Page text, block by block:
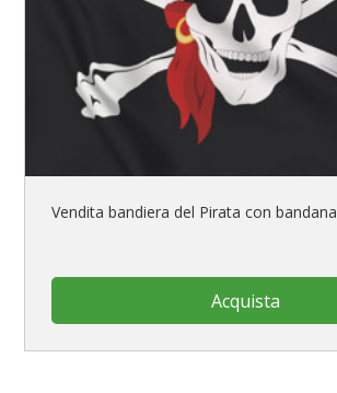
Vendita bandiera del Pirata con bandana
Acquista